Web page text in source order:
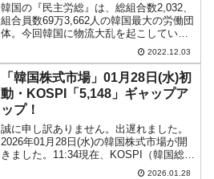
韓国の『民主労総』は、総組合数2,032、
組合員数69万3,662人の韓国最大の労働団
体。今回韓国に物流大乱を起こしている
『民主労総公共運輸労組貨物連帯本部』
（貨物連帯）は『民主労総』に加盟して
います。『現代自動車労組』、『全国教
職員労働組...
2022.12.03
「韓国株式市場」01月28日(水)初
動・KOSPI「5,148」ギャップア
ップ！
誠に申し訳ありません。出遅れました。
2026年01月28日(水)の韓国株式市場が開
きました。11:34現在、KOSPI（韓国総合
株価指数）のチャートは以下のようにな
2026.01.28